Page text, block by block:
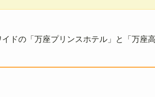
ドの「万座プリンスホテル」と「万座